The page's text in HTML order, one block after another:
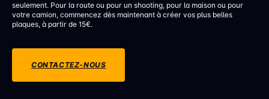
seulement. Pour la route ou pour un shooting, pour la maison ou pour
votre camion, commencez dès maintenant à créer vos plus belles
plaques, à partir de 15€.
CONTACTEZ-NOUS